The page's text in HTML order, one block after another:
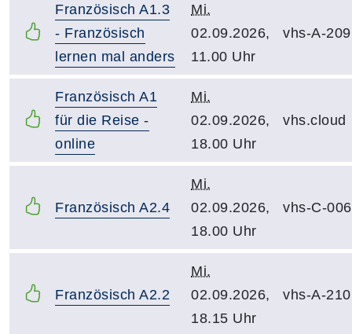
Französisch A1.3
- Französisch
lernen mal anders
Mi.
02.09.2026,
11.00 Uhr
vhs-A-209
Französisch A1
für die Reise -
online
Mi.
02.09.2026,
18.00 Uhr
vhs.cloud
Französisch A2.4
Mi.
02.09.2026,
18.00 Uhr
vhs-C-006
Französisch A2.2
Mi.
02.09.2026,
18.15 Uhr
vhs-A-210